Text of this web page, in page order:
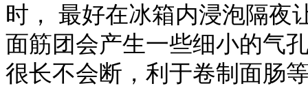
时， 最好在冰箱内浸泡隔夜
面筋团会产生一些细小的气
很长不会断，利于卷制面肠